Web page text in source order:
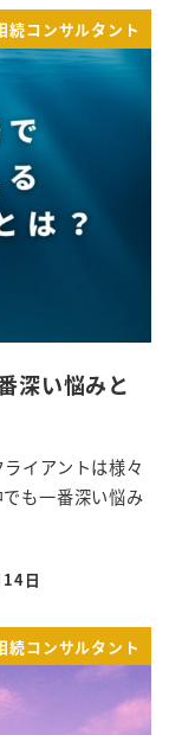
続コンサルタント
深い悩みと
イアントは様々
も一番深い悩み
日
続コンサルタント